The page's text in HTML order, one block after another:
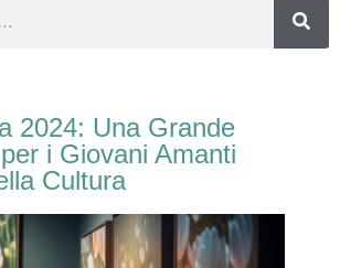
2024: Una Grande
i Giovani Amanti
Cultura